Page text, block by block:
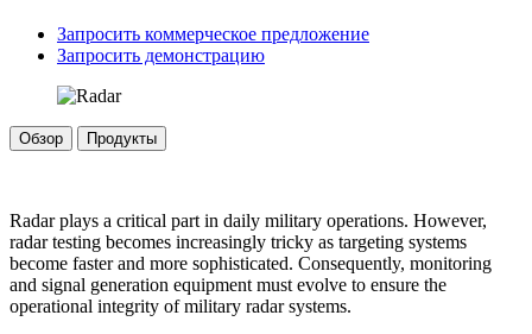
Запросить коммерческое предложение
Запросить демонстрацию
Обзор Продукты
Radar plays a critical part in daily military operations. However,
radar testing becomes increasingly tricky as targeting systems
become faster and more sophisticated. Consequently, monitoring
and signal generation equipment must evolve to ensure the
operational integrity of military radar systems.